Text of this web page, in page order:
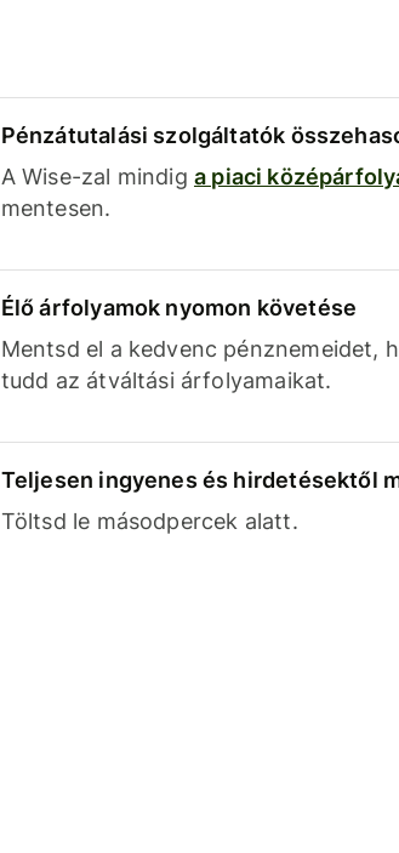
Pénzátutalási szolgáltatók
A Wise-zal mindig a piaci
mentesen.
Élő árfolyamok nyomon követése
Mentsd el a kedvenc pénznemeidet,
tudd az átváltási árfolyamaikat.
Teljesen ingyenes és hirdetésektől
Töltsd le másodpercek alatt.